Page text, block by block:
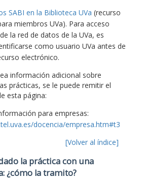
SABI en la Biblioteca UVa (recurso
miembros UVa). Para acceso
la red de datos de la UVa, es
como usuario UVa antes de
electrónico.
información adicional sobre
prácticas, se le puede remitir el
esta página:
para empresas:
docencia/empresa.htm#t3
[Volver al índice]
la práctica con una
¿cómo la tramito?